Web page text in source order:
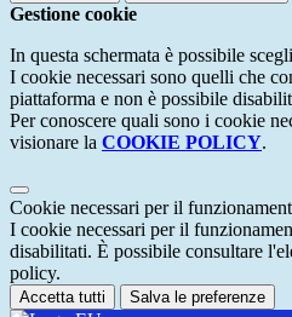
Gestione cookie
In questa schermata è possibile
I cookie necessari sono quelli che
piattaforma e non è possibile
Per conoscere quali sono i cookie
visionare la COOKIE POLICY.
Cookie necessari per il
I cookie necessari per il
disabilitati. È possibile consultare
policy.
Accetta tutti Salva le preferenze